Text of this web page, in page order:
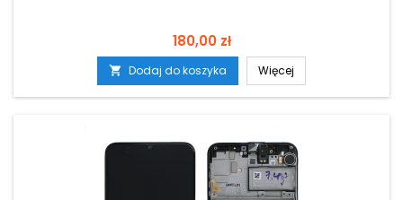
Cena
180,00 zł
 Dodaj do koszyka Więcej